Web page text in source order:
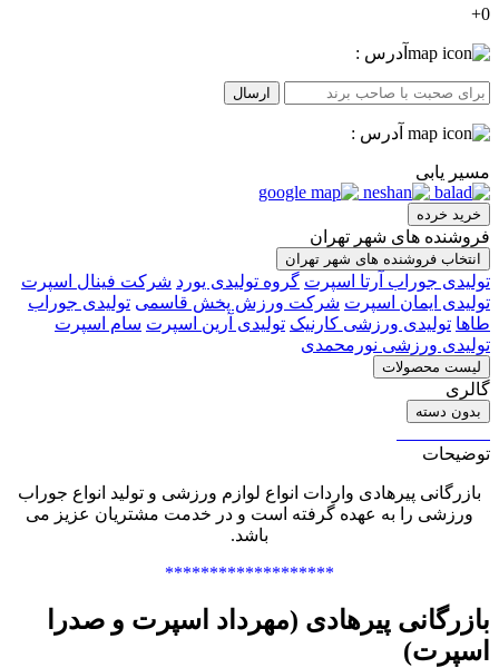
0+
آدرس :
ارسال
آدرس :
مسیر یابی
خرید خرده
فروشنده های شهر تهران
انتخاب فروشنده های شهر تهران
تولیدی جوراب آرتا اسپرت گروه تولیدی یورد شرکت فینال اسپرت
تولیدی ایمان اسپرت شرکت ورزش پخش قاسمی تولیدی جوراب
طاها تولیدی ورزشی کارنیک تولیدی آرین اسپرت سام اسپرت
تولیدی ورزشی نورمحمدی
لیست محصولات
گالری
بدون دسته
توضیحات
بازرگانی پیرهادی واردات انواع لوازم ورزشی و تولید انواع جوراب
ورزشی را به عهده گرفته است و در خدمت مشتریان عزیز می
باشد.
*******************
بازرگانی پیرهادی (مهرداد اسپرت و صدرا
اسپرت)